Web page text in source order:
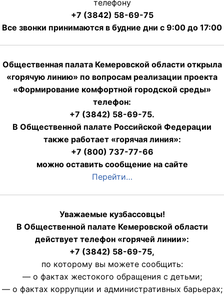
телефону
+7 (3842) 58-69-75
Все звонки принимаются в будние дни с 9:00 до 17:00
Общественная палата Кемеровской области открыла
«горячую линию» по вопросам реализации проекта
«Формирование комфортной городской среды»
телефон:
+7 (3842) 58-69-75.
В Общественной палате Российской Федерации
также работает «горячая линия»:
+7 (800) 737-77-66
можно оставить сообщение на сайте
Перейти…
Уважаемые кузбассовцы!
В Общественной палате Кемеровской области
действует телефон «горячей линии»:
+7 (3842) 58-69-75,
по которому вы можете сообщить:
— о фактах жестокого обращения с детьми;
— о фактах коррупции и административных барьерах;